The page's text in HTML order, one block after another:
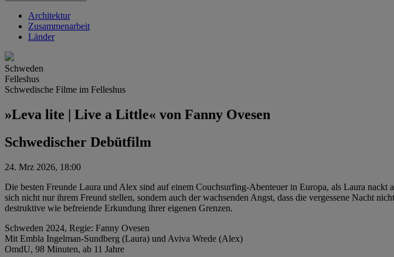
Architektur
Zusammenarbeit
Länder
Schweden
Felleshus
Schwedische Filme im Felleshus
»Leva lite | Live a Little« von Fanny Ovesen
Schwedischer Debütfilm
24. Mrz 2026, 18:00
Die besten Freunde Laura und Alex sind auf einem Couchsurfing-Abenteuer in Europa, als Laura
sich nicht nur ihrem Freund stellen, sondern auch der wachsenden Angst, dass die vergessene Nacht
destruktive wie befreiende Erkundung ihrer eigenen Grenzen.
Schweden 2024, Regie: Fanny Ovesen
Mit Embla Ingelman-Sundberg (Laura) und Aviva Wrede (Alex)
OmdU, 98 Minuten, ab 11 Jahre